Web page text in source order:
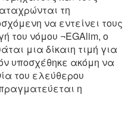
τη
να εντείνει τους
του νόμου ¬EGAlim, ο
μια δίκαιη τιμή για
υποσχέθηκε ακόμη να
του ελεύθερου
η